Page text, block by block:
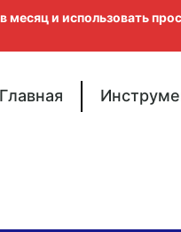
Главная
месяц и использовать